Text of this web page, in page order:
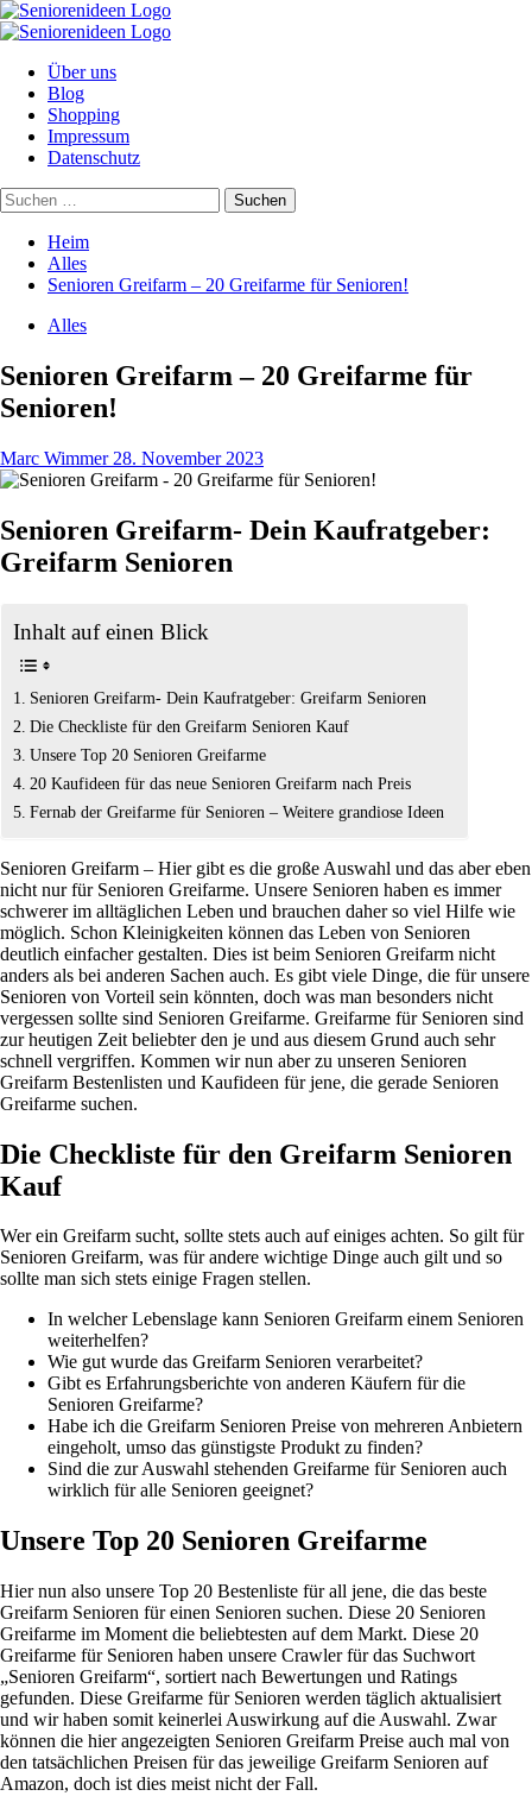
Zum
Inhalt
Primäres
Über uns
Blog
Shopping
Impressum
Datenschutz
Suchen
nach:
Heim
Alles
Senioren Greifarm – 20 Greifarme für Senioren!
Alles
Senioren Greifarm – 20 Greifarme für
Senioren!
Marc Wimmer 28. November 2023
Senioren Greifarm- Dein Kaufratgeber:
Greifarm Senioren
Inhalt auf einen Blick
Senioren Greifarm- Dein Kaufratgeber: Greifarm Senioren
Die Checkliste für den Greifarm Senioren Kauf
Unsere Top 20 Senioren Greifarme
20 Kaufideen für das neue Senioren Greifarm nach Preis
Fernab der Greifarme für Senioren – Weitere grandiose Ideen
Senioren Greifarm – Hier gibt es die große Auswahl und das aber eben
nicht nur für Senioren Greifarme. Unsere Senioren haben es immer
schwerer im alltäglichen Leben und brauchen daher so viel Hilfe wie
möglich. Schon Kleinigkeiten können das Leben von Senioren
deutlich einfacher gestalten. Dies ist beim Senioren Greifarm nicht
anders als bei anderen Sachen auch. Es gibt viele Dinge, die für unsere
Senioren von Vorteil sein könnten, doch was man besonders nicht
vergessen sollte sind Senioren Greifarme. Greifarme für Senioren sind
zur heutigen Zeit beliebter den je und aus diesem Grund auch sehr
schnell vergriffen. Kommen wir nun aber zu unseren Senioren
Greifarm Bestenlisten und Kaufideen für jene, die gerade Senioren
Greifarme suchen.
Die Checkliste für den Greifarm Senioren
Kauf
Wer ein Greifarm sucht, sollte stets auch auf einiges achten. So gilt für
Senioren Greifarm, was für andere wichtige Dinge auch gilt und so
sollte man sich stets einige Fragen stellen.
In welcher Lebenslage kann Senioren Greifarm einem Senioren
weiterhelfen?
Wie gut wurde das Greifarm Senioren verarbeitet?
Gibt es Erfahrungsberichte von anderen Käufern für die
Senioren Greifarme?
Habe ich die Greifarm Senioren Preise von mehreren Anbietern
eingeholt, umso das günstigste Produkt zu finden?
Sind die zur Auswahl stehenden Greifarme für Senioren auch
wirklich für alle Senioren geeignet?
Unsere Top 20 Senioren Greifarme
Hier nun also unsere Top 20 Bestenliste für all jene, die das beste
Greifarm Senioren für einen Senioren suchen. Diese 20 Senioren
Greifarme im Moment die beliebtesten auf dem Markt. Diese 20
Greifarme für Senioren haben unsere Crawler für das Suchwort
„Senioren Greifarm“, sortiert nach Bewertungen und Ratings
gefunden. Diese Greifarme für Senioren werden täglich aktualisiert
und wir haben somit keinerlei Auswirkung auf die Auswahl. Zwar
können die hier angezeigten Senioren Greifarm Preise auch mal von
den tatsächlichen Preisen für das jeweilige Greifarm Senioren auf
Amazon, doch ist dies meist nicht der Fall.